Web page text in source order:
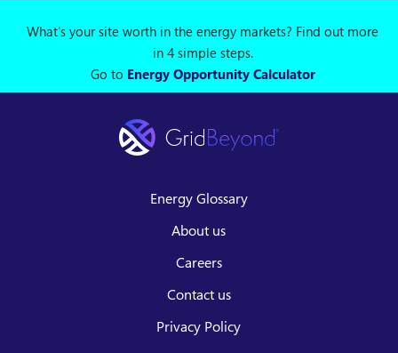
What's your site worth in the energy markets? Find out more
in 4 simple steps.
Go to Energy Opportunity Calculator
Energy Glossary
About us
Careers
Contact us
Privacy Policy